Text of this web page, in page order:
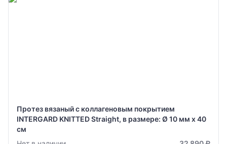
Протез вязаный с коллагеновым покрытием
INTERGARD KNITTED Straight, в размере: Ø 10 мм х 40
см